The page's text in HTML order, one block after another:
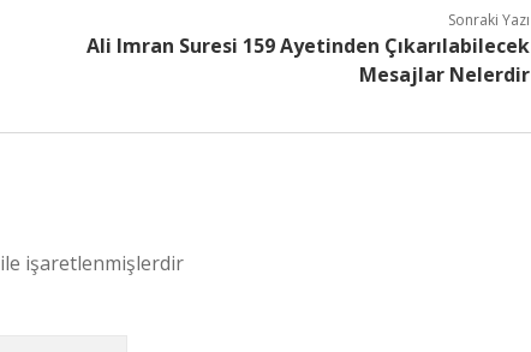
Sonraki Yazı
Ali Imran Suresi 159 Ayetinden Çıkarılabilecek
Mesajlar Nelerdir
ile işaretlenmişlerdir